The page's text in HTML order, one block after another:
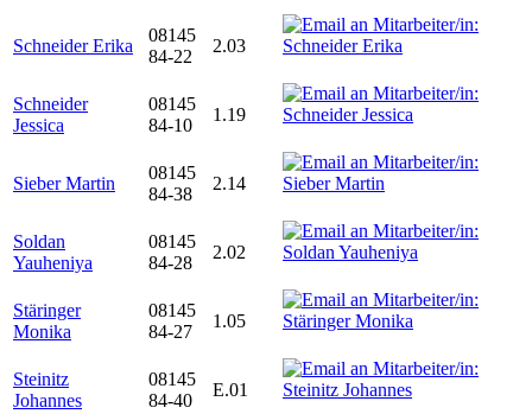
Schneider Erika
08145
84-22
2.03
Schneider
Jessica
08145
84-10
1.19
Sieber Martin
08145
84-38
2.14
Soldan
Yauheniya
08145
84-28
2.02
Stäringer
Monika
08145
84-27
1.05
Steinitz
Johannes
08145
84-40
E.01